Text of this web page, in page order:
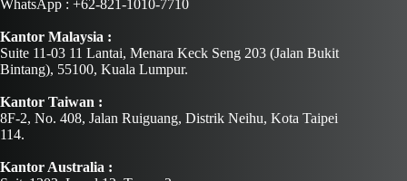
WhatsApp : +62-821-1010-7710
Kantor Malaysia :
Suite 11-03 11 Lantai, Menara Keck Seng 203 (Jalan Bukit
Bintang), 55100, Kuala Lumpur.
Kantor Taiwan :
8F-2, No. 408, Jalan Ruiguang, Distrik Neihu, Kota Taipei
114.
Kantor Australia :